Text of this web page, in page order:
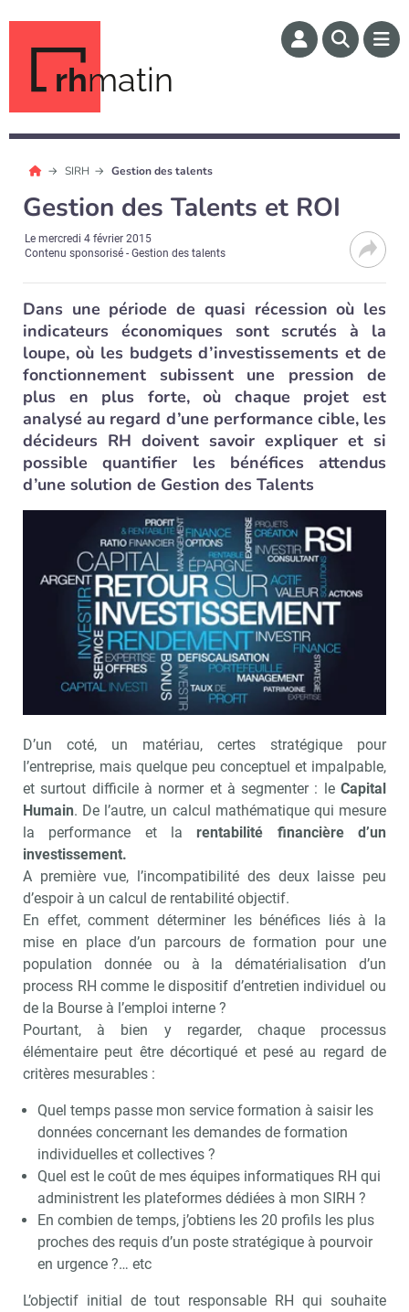
rhmatin
SIRH Gestion des talents
Gestion des Talents et ROI
Lemercredi 4 février 2015
Contenu sponsorisé - Gestion des talents
Dans une période de quasi récession où les
indicateurs économiques sont scrutés à la
loupe, où les budgets d’investissements et de
fonctionnement subissent une pression de
plus en plus forte, où chaque projet est
analysé au regard d’une performance cible, les
décideurs RH doivent savoir expliquer et si
possible quantifier les bénéfices attendus
d’une solution de Gestion des Talents
D’un coté, un matériau, certes stratégique pour
l’entreprise, mais quelque peu conceptuel et impalpable,
et surtout difficile à normer et à segmenter : leCapital
Humain. De l’autre, un calcul mathématique qui mesure
la performance et la rentabilité financière d’un
investissement.
A première vue, l’incompatibilité des deux laisse peu
d’espoir à un calcul de rentabilité objectif.
En effet, comment déterminer les bénéfices liés à la
mise en place d’un parcours de formation pour une
population donnée ou à la dématérialisation d’un
process RH comme le dispositif d’entretien individuel ou
de la Bourse à l’emploi interne ?
Pourtant, à bien y regarder, chaque processus
élémentaire peut être décortiqué et pesé au regard de
critères mesurables :
Quel temps passe mon service formation à saisir les
données concernant les demandes de formation
individuelles et collectives ?
Quel est le coût de mes équipes informatiques RH qui
administrent les plateformes dédiées à mon SIRH ?
En combien de temps, j’obtiens les 20 profils les plus
proches des requis d’un poste stratégique à pourvoir
en urgence ?… etc
L’objectif initial de tout responsable RH qui souhaite